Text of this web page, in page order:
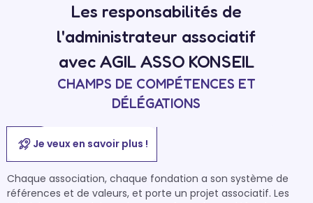
Les responsabilités de
l'administrateur associatif
avec AGIL ASSO KONSEIL
CHAMPS DE COMPÉTENCES ET
DÉLÉGATIONS
Je veux en savoir plus !
Chaque association, chaque fondation a son système de
références et de valeurs, et porte un projet associatif. Les